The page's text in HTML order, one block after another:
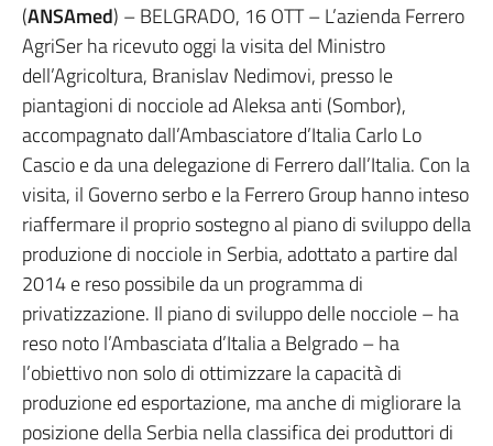
(ANSAmed) – BELGRADO, 16 OTT – L’azienda Ferrero
AgriSer ha ricevuto oggi la visita del Ministro
dell’Agricoltura, Branislav Nedimovi, presso le
piantagioni di nocciole ad Aleksa anti (Sombor),
accompagnato dall’Ambasciatore d’Italia Carlo Lo
Cascio e da una delegazione di Ferrero dall’Italia. Con la
visita, il Governo serbo e la Ferrero Group hanno inteso
riaffermare il proprio sostegno al piano di sviluppo della
produzione di nocciole in Serbia, adottato a partire dal
2014 e reso possibile da un programma di
privatizzazione. Il piano di sviluppo delle nocciole – ha
reso noto l’Ambasciata d’Italia a Belgrado – ha
l’obiettivo non solo di ottimizzare la capacità di
produzione ed esportazione, ma anche di migliorare la
posizione della Serbia nella classifica dei produttori di